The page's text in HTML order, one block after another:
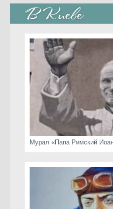
стрит-арт
коты Киева
скамейки
часы Киева
Мурал «Папа Римский